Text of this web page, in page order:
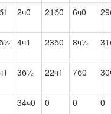
2ч0 21б0 6ч0
4ч1 23б0 8ч½
3б½ 22ч1 7б0
34ч0 0 0 0